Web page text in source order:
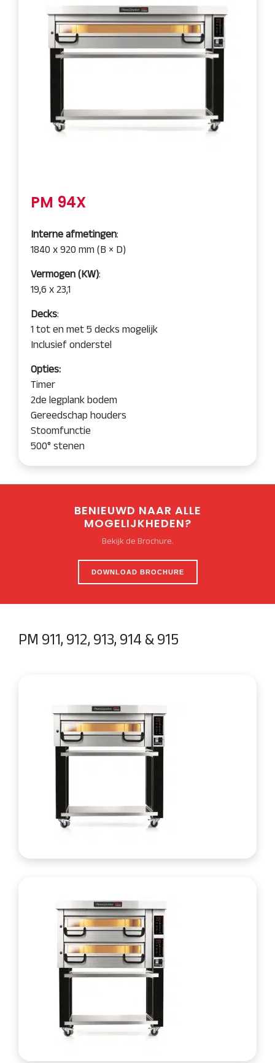
PM 94X
Interne afmetingen:
1840 x 920 mm (B × D)
Vermogen (KW):
19,6 x 23,1
Decks:
1 tot en met 5 decks mogelijk
Inclusief onderstel
Opties:
Timer
2de legplank bodem
Gereedschap houders
Stoomfunctie
500° stenen
BENIEUWD NAAR ALLE
MOGELIJKHEDEN?
Bekijk de Brochure.
DOWNLOAD BROCHURE
PM 911, 912, 913, 914 & 915